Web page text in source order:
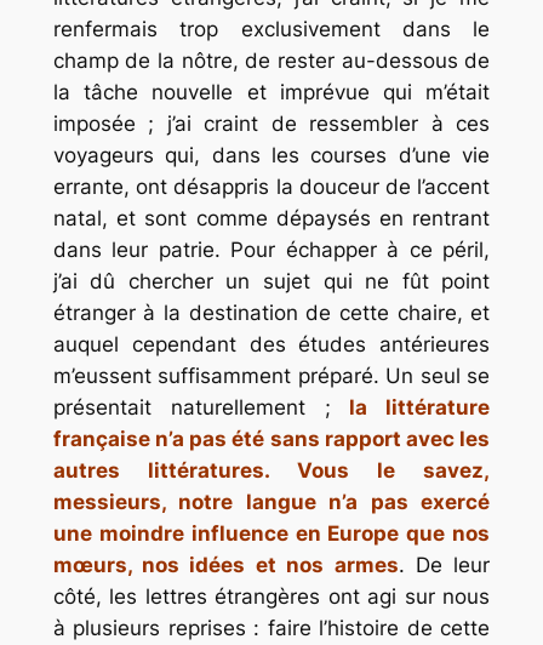
renfermais trop exclusivement dans le
champ de la nôtre, de rester au-dessous de
la tâche nouvelle et imprévue qui m’était
imposée ; j’ai craint de ressembler à ces
voyageurs qui, dans les courses d’une vie
errante, ont désappris la douceur de l’accent
natal, et sont comme dépaysés en rentrant
dans leur patrie. Pour échapper à ce péril,
j’ai dû chercher un sujet qui ne fût point
étranger à la destination de cette chaire, et
auquel cependant des études antérieures
m’eussent suffisamment préparé. Un seul se
présentait naturellement ; la littérature
française n’a pas été sans rapport avec les
autres littératures. Vous le savez,
messieurs, notre langue n’a pas exercé
une moindre influence en Europe que nos
mœurs, nos idées et nos armes. De leur
côté, les lettres étrangères ont agi sur nous
à plusieurs reprises : faire l’histoire de cette